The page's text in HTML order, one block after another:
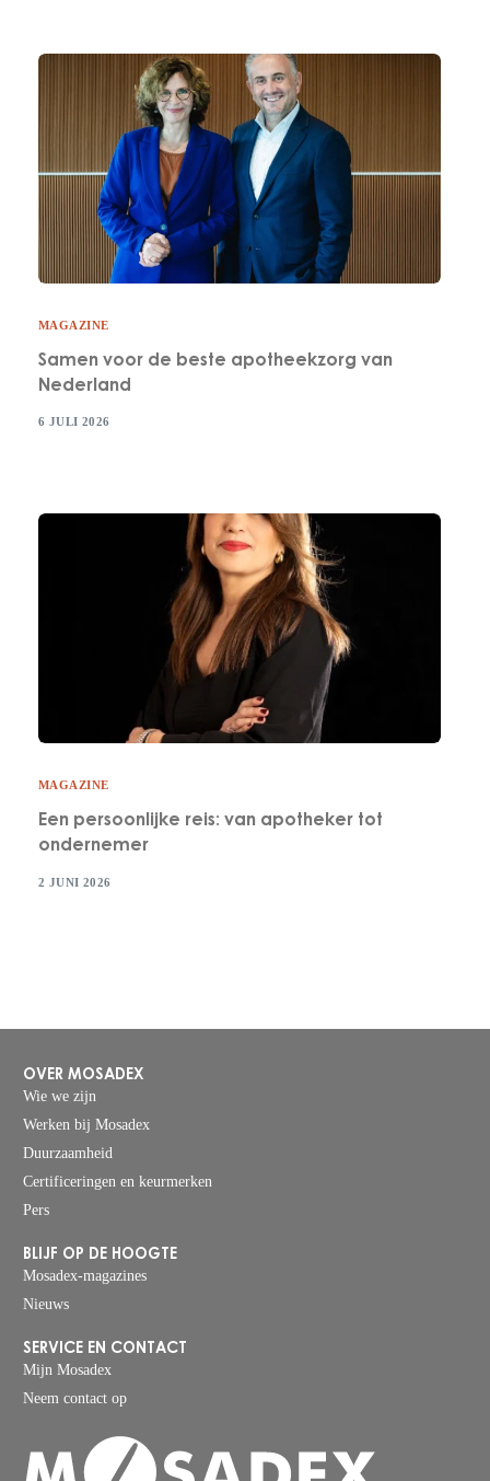
MAGAZINE
Samen voor de beste apotheekzorg van
Nederland
6 JULI 2026
MAGAZINE
Een persoonlijke reis: van apotheker tot
ondernemer
2 JUNI 2026
OVER MOSADEX
Wie we zijn
Werken bij Mosadex
Duurzaamheid
Certificeringen en keurmerken
Pers
BLIJF OP DE HOOGTE
Mosadex-magazines
Nieuws
SERVICE EN CONTACT
Mijn Mosadex
Neem contact op